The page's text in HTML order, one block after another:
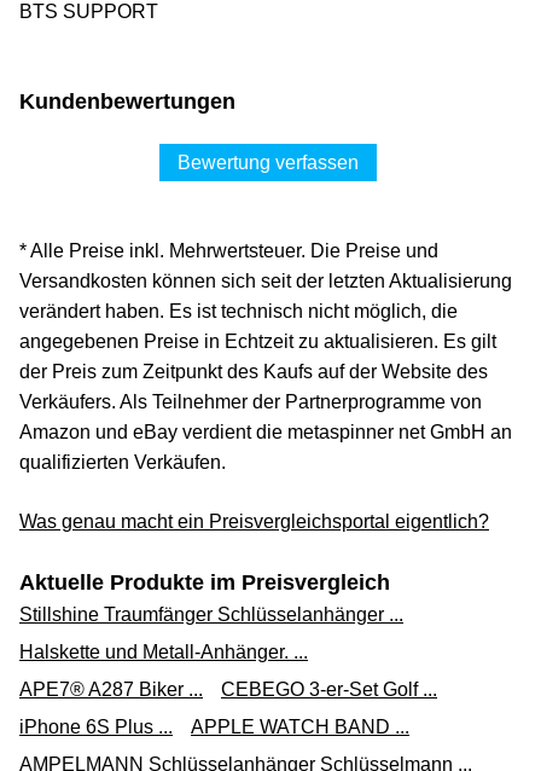
BTS SUPPORT
Kundenbewertungen
Bewertung verfassen
* Alle Preise inkl. Mehrwertsteuer. Die Preise und
Versandkosten können sich seit der letzten Aktualisierung
verändert haben. Es ist technisch nicht möglich, die
angegebenen Preise in Echtzeit zu aktualisieren. Es gilt
der Preis zum Zeitpunkt des Kaufs auf der Website des
Verkäufers. Als Teilnehmer der Partnerprogramme von
Amazon und eBay verdient die metaspinner net GmbH an
qualifizierten Verkäufen.
Was genau macht ein Preisvergleichsportal eigentlich?
Aktuelle Produkte im Preisvergleich
Stillshine Traumfänger Schlüsselanhänger ...
Halskette und Metall-Anhänger. ...
APE7® A287 Biker ...
CEBEGO 3-er-Set Golf ...
iPhone 6S Plus ...
APPLE WATCH BAND ...
AMPELMANN Schlüsselanhänger Schlüsselmann ...